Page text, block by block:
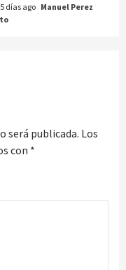
5 días ago Manuel Perez
será publicada. Los
con *